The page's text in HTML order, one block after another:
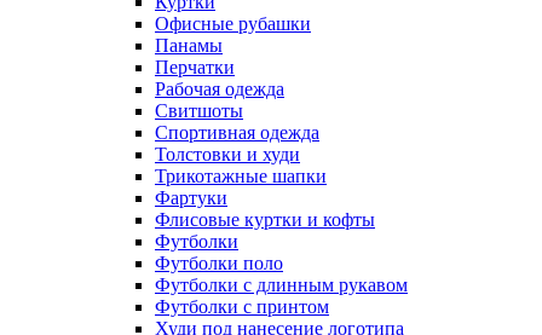
Офисные рубашки
Панамы
Перчатки
Рабочая одежда
Свитшоты
Спортивная одежда
Толстовки и худи
Трикотажные шапки
Фартуки
Флисовые куртки и кофты
Футболки
Футболки поло
Футболки с длинным рукавом
Футболки с принтом
Худи под нанесение логотипа